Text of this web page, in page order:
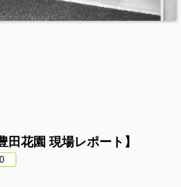
田花園 現場レポート】
0